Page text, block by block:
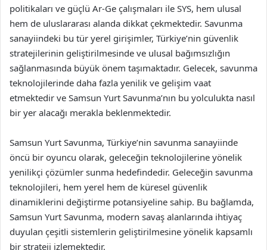
politikaları ve güçlü Ar-Ge çalışmaları ile SYS, hem ulusal
hem de uluslararası alanda dikkat çekmektedir. Savunma
sanayiindeki bu tür yerel girişimler, Türkiye’nin güvenlik
stratejilerinin geliştirilmesinde ve ulusal bağımsızlığın
sağlanmasında büyük önem taşımaktadır. Gelecek, savunma
teknolojilerinde daha fazla yenilik ve gelişim vaat
etmektedir ve Samsun Yurt Savunma’nın bu yolculukta nasıl
bir yer alacağı merakla beklenmektedir.
Samsun Yurt Savunma, Türkiye’nin savunma sanayiinde
öncü bir oyuncu olarak, geleceğin teknolojilerine yönelik
yenilikçi çözümler sunma hedefindedir. Geleceğin savunma
teknolojileri, hem yerel hem de küresel güvenlik
dinamiklerini değiştirme potansiyeline sahip. Bu bağlamda,
Samsun Yurt Savunma, modern savaş alanlarında ihtiyaç
duyulan çeşitli sistemlerin geliştirilmesine yönelik kapsamlı
bir strateji izlemektedir.